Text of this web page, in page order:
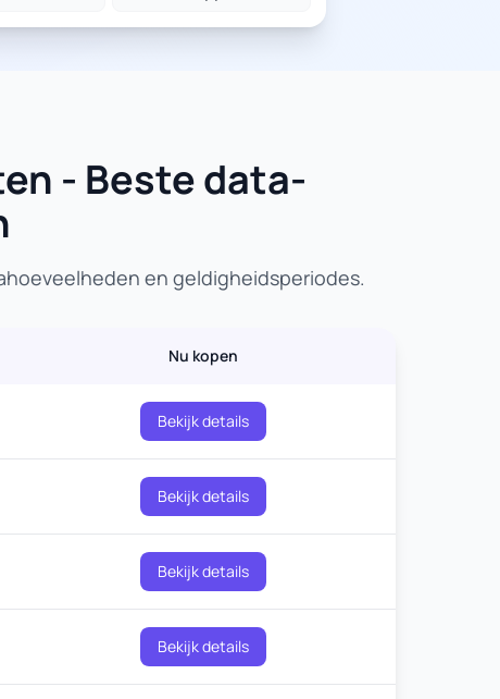
- Beste data-
en geldigheidsperiodes.
Nu kopen
Bekijk details
Bekijk details
Bekijk details
Bekijk details